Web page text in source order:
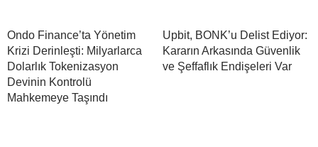
Ondo Finance’ta Yönetim
Krizi Derinleşti: Milyarlarca
Dolarlık Tokenizasyon
Devinin Kontrolü
Mahkemeye Taşındı
Upbit, BONK’u Delist Ediyor:
Kararın Arkasında Güvenlik
ve Şeffaflık Endişeleri Var